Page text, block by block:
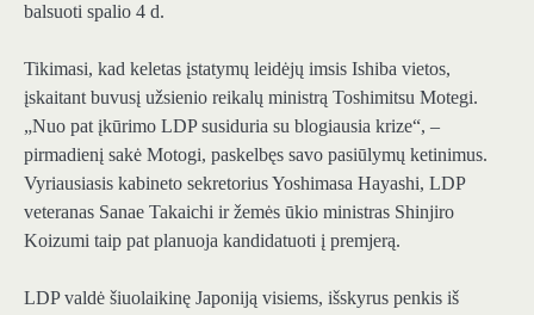
balsuoti spalio 4 d.
Tikimasi, kad keletas įstatymų leidėjų imsis Ishiba vietos,
įskaitant buvusį užsienio reikalų ministrą Toshimitsu Motegi.
„Nuo pat įkūrimo LDP susiduria su blogiausia krize“, –
pirmadienį sakė Motogi, paskelbęs savo pasiūlymų ketinimus.
Vyriausiasis kabineto sekretorius Yoshimasa Hayashi, LDP
veteranas Sanae Takaichi ir žemės ūkio ministras Shinjiro
Koizumi taip pat planuoja kandidatuoti į premjerą.
LDP valdė šiuolaikinę Japoniją visiems, išskyrus penkis iš